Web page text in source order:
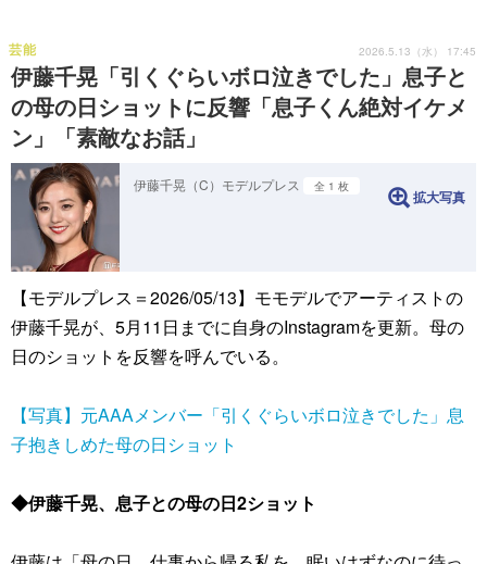
伊藤千晃「引くぐらいボロ泣きでした」息子と
の母の日ショットに反響「息子くん絶対イケメ
ン」「素敵なお話」
芸能 2026.5.13（水） 17:45
伊藤千晃（C）モデルプレス 全 1 枚
拡大写真
【モデルプレス＝2026/05/13】モモデルでアーティストの
伊藤千晃が、5月11日までに自身のInstagramを更新。母の
日のショットを反響を呼んでいる。
【写真】元AAAメンバー「引くぐらいボロ泣きでした」息
子抱きしめた母の日ショット
◆伊藤千晃、息子との母の日2ショット